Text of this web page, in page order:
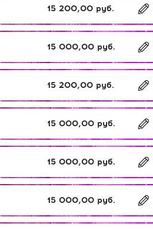
15 200,00 руб.
15 000,00 руб.
15 200,00 руб.
15 000,00 руб.
15 000,00 руб.
15 000,00 руб.